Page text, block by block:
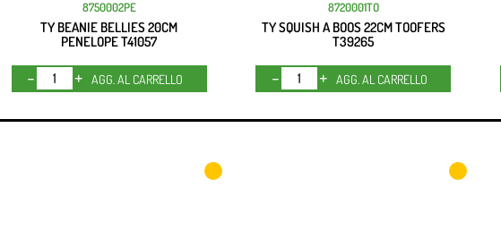
8750002PE
TY BEANIE BELLIES 20CM
PENELOPE T41057
Quantità
AGG. AL CARRELLO
8720001TO
TY SQUISH A BOOS 22CM TOOFERS
T39265
Quantità
AGG. AL CARRELLO